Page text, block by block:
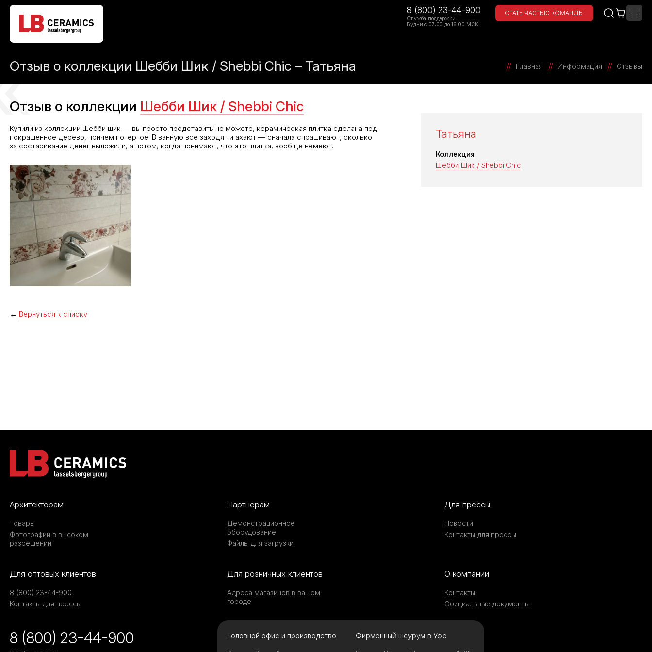
8 (800) 23-44-900
Служба поддержки
Будни с 07:00 до 16:00 МСК
СТАТЬ ЧАСТЬЮ КОМАНДЫ
Отзыв о коллекции Шебби Шик / Shebbi Chic – Татьяна Главная Информация Отзывы
Отзыв о коллекции Шебби Шик / Shebbi Chic
Купили из коллекции Шебби шик — вы просто представить не можете, керамическая плитка сделана под
покрашенное дерево, причем потертое! В ванную все заходят и ахают — сначала спрашивают, сколько
за состаривание денег выложили, а потом, когда понимают, что это плитка, вообще немеют.
Татьяна
Коллекция
Шебби Шик / Shebbi Chic
← Вернуться к списку
Архитекторам
Товары
Фотографии в высоком
разрешении
Партнерам
Демонстрационное
оборудование
Файлы для загрузки
Для прессы
Новости
Контакты для прессы
Для оптовых клиентов
8 (800) 23-44-900
Контакты для прессы
Для розничных клиентов
Адреса магазинов в вашем
городе
О компании
Контакты
Официальные документы
8 (800) 23-44-900 Головной офис и производство Фирменный шоурум в Уфе